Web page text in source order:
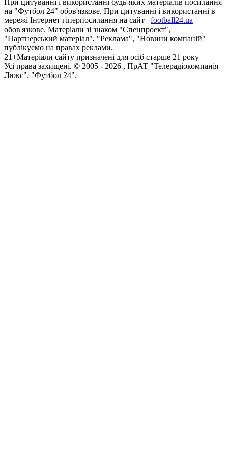
При цитуванні і використанні будь-яких матеріалів посилання
на "Футбол 24" обов'язкове. При цитуванні і використанні в
мережі Інтернет гіперпосилання на сайт
football24.ua
обов'язкове. Матеріали зі знаком "Спецпроект",
"Партнерський матеріал", "Реклама", "Новини компаній"
публікуємо на правах реклами.
21+Матеріали сайту призначені для осіб старше 21 року
Усi права захищенi. © 2005 - 2026 , ПрАТ "Телерадіокомпанія
Люкс". "Футбол 24".